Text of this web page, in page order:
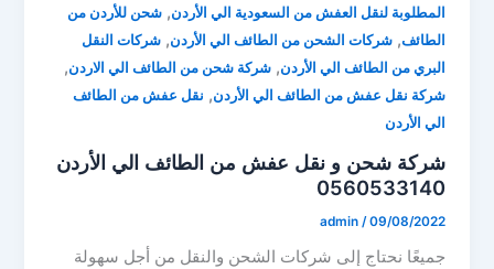
المطلوبة لنقل العفش من السعودية الي الأردن,شحن للأردن من
الطائف,شركات الشحن من الطائف الي الأردن,شركات النقل
البري من الطائف الي الأردن,شركة شحن من الطائف الي الاردن,
شركة نقل عفش من الطائف الي الأردن, نقل عفش من الطائف
الي الأردن
شركة شحن و نقل عفش من الطائف الي الأردن
0560533140
admin /09/08/2022
جميعًا نحتاج إلى شركات الشحن والنقل من أجل سهولة